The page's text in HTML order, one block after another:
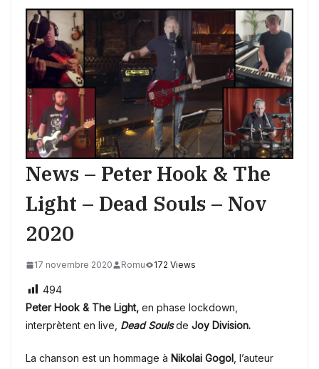
News – Peter Hook & The
Light – Dead Souls – Nov
2020
17 novembre 2020 Romu 172 Views
494
Peter Hook & The Light, en phase lockdown,
interprètent en live, Dead Soulsde Joy Division.
La chanson est un hommage à Nikolai Gogol , l’auteur